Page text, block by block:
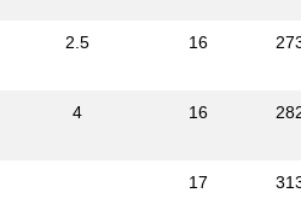
2.5 16
4 16
17